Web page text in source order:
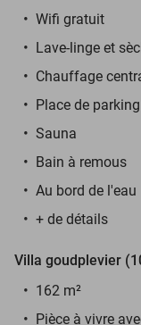
Wifi gratuit
Lave-linge et
Chauffage
Place de parking
Sauna
Bain à remous
Au bord de l'eau
+ de détails
Villa goudplevier
162 m²
Pièce à vivre